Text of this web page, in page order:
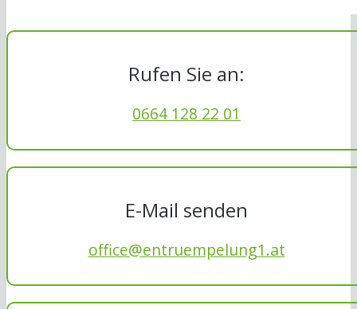
Rufen Sie an:
0664 128 22 01
E-Mail senden
office@entruempelung1.at